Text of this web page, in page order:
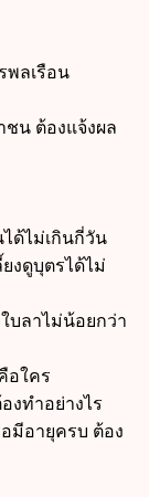
พลเรือน
ชน ต้องแจ้งผล
ด้ไม่เกินกี่วัน
งดูบุตรได้ไม่
บลาไม่น้อยกว่า
อใคร
งทำอย่างไร
มีอายุครบ ต้อง